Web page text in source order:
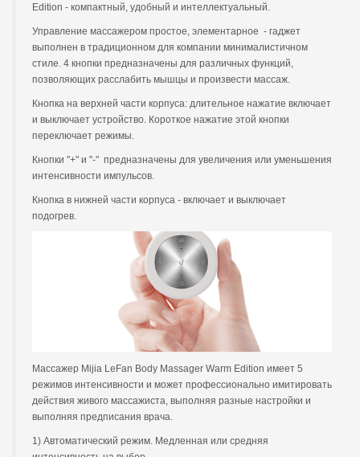
Edition - компактный, удобный и интеллектуальный.
Управление массажером простое, элементарное - гаджет
выполнен в традиционном для компании минималистичном
стиле. 4 кнопки предназначены для различных функций,
позволяющих расслабить мышцы и произвести массаж.
Кнопка на верхней части корпуса: длительное нажатие включает
и выключает устройство. Короткое нажатие этой кнопки
переключает режимы.
Кнопки "+" и "-" предназначены для увеличения или уменьшения
интенсивности импульсов.
Кнопка в нижней части корпуса - включает и выключает
подогрев.
Массажер Mijia LeFan Body Massager Warm Edition имеет 5
режимов интенсивности и может профессионально имитировать
действия живого массажиста, выполняя разные настройки и
выполняя предписания врача.
1) Автоматический режим. Медленная или средняя